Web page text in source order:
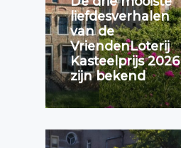
liefdesverhalen
van de
VriendenLoterij
Kasteelprijs 2026
zijn bekend